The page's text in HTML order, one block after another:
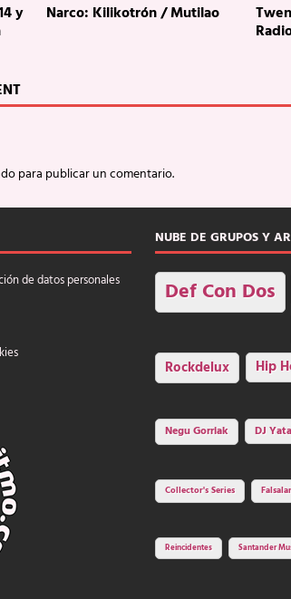
y Narco: Kilikotrón / Mutilao
para publicar un comentario.
de datos personales
NUBE DE GRUPOS Y
Def Con Dos
Rockdelux Hip
Negu Gorriak
DJ Yata
Collector's Series
Reincidentes Santander